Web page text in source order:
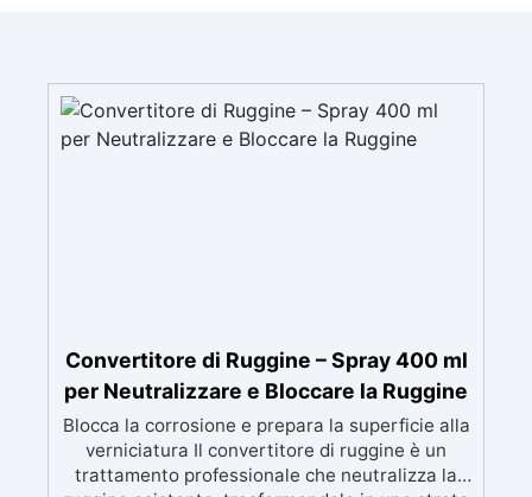
Convertitore di Ruggine – Spray 400 ml
per Neutralizzare e Bloccare la Ruggine
Blocca la corrosione e prepara la superficie alla
verniciatura Il convertitore di ruggine è un
trattamento professionale che neutralizza la